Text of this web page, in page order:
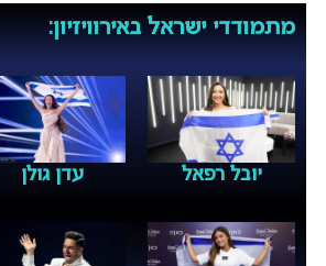
מתמודדי ישראל באירוויזיון:
יובל רפאל עדן גולן